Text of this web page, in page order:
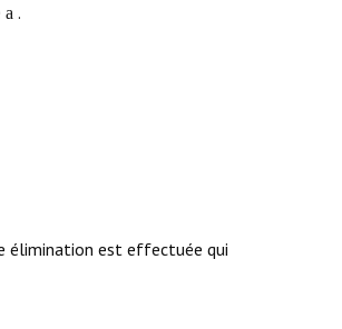
a .
élimination est effectuée qui